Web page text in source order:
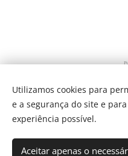
Share
Utilizamos cookies para
e a segurança do site e
experiência possível.
Aceitar apenas o